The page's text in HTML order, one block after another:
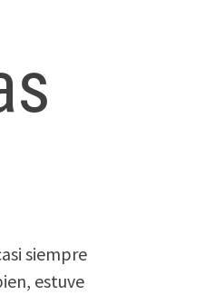
siempre
estuve